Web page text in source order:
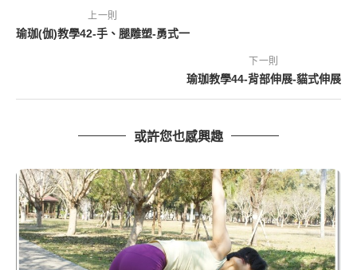
上一則
瑜珈(伽)教學42-手、腿雕塑-勇式一
下一則
瑜珈教學44-背部伸展-貓式伸展
或許您也感興趣